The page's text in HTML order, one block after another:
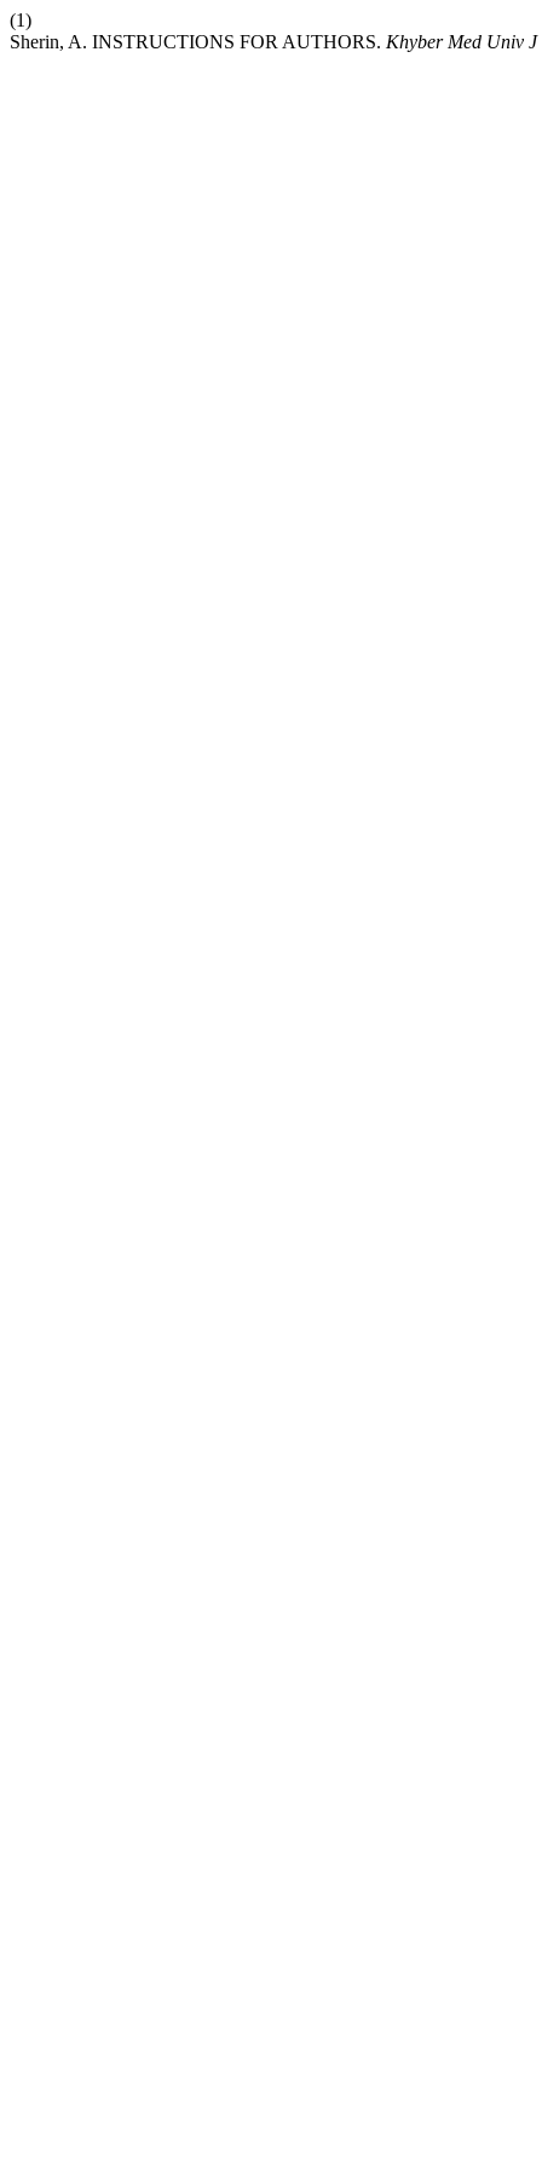
(1)
Sherin, A. INSTRUCTIONS FOR AUTHORS. Khyber Med Univ J